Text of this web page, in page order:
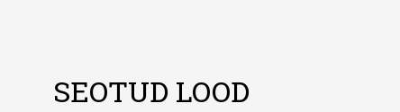
SEOTUD LOOD